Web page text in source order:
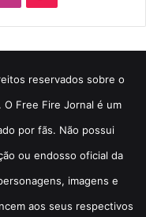
reservados sobre o
Free Fire Jornal é um
por fãs. Não possui
ou endosso oficial da
imagens e
aos seus respectivos